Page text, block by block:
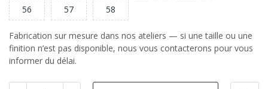
56
57 58
Fabrication sur mesure dans nos ateliers — si une taille ou une
finition n’est pas disponible, nous vous contacterons pour vous
informer du délai.